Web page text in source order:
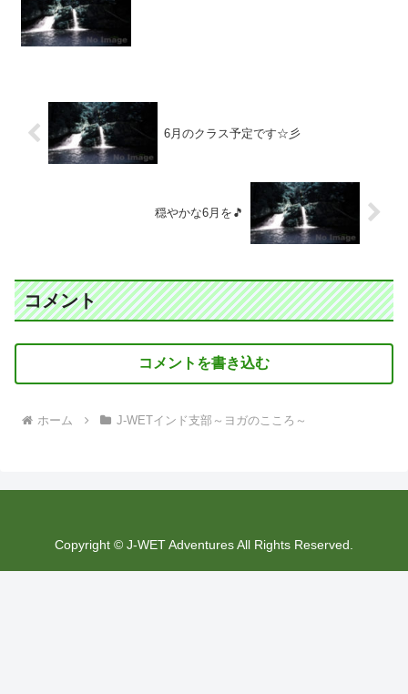
6月のクラス予定です☆彡
穏やかな6月を🎵
コメント
コメントを書き込む
ホーム J-WETインド支部～ヨガのこころ～
Copyright © J-WET Adventures All Rights Reserved.